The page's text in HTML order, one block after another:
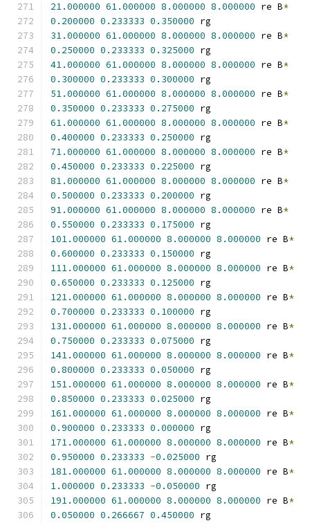
21.000000 61.000000 8.000000 8.000000 re B*
0.200000 0.233333 0.350000 rg
31.000000 61.000000 8.000000 8.000000 re B*
0.250000 0.233333 0.325000 rg
41.000000 61.000000 8.000000 8.000000 re B*
0.300000 0.233333 0.300000 rg
51.000000 61.000000 8.000000 8.000000 re B*
0.350000 0.233333 0.275000 rg
61.000000 61.000000 8.000000 8.000000 re B*
0.400000 0.233333 0.250000 rg
71.000000 61.000000 8.000000 8.000000 re B*
0.450000 0.233333 0.225000 rg
81.000000 61.000000 8.000000 8.000000 re B*
0.500000 0.233333 0.200000 rg
91.000000 61.000000 8.000000 8.000000 re B*
0.550000 0.233333 0.175000 rg
101.000000 61.000000 8.000000 8.000000 re B*
0.600000 0.233333 0.150000 rg
111.000000 61.000000 8.000000 8.000000 re B*
0.650000 0.233333 0.125000 rg
121.000000 61.000000 8.000000 8.000000 re B*
0.700000 0.233333 0.100000 rg
131.000000 61.000000 8.000000 8.000000 re B*
0.750000 0.233333 0.075000 rg
141.000000 61.000000 8.000000 8.000000 re B*
0.800000 0.233333 0.050000 rg
151.000000 61.000000 8.000000 8.000000 re B*
0.850000 0.233333 0.025000 rg
161.000000 61.000000 8.000000 8.000000 re B*
0.900000 0.233333 0.000000 rg
171.000000 61.000000 8.000000 8.000000 re B*
0.950000 0.233333 -0.025000 rg
181.000000 61.000000 8.000000 8.000000 re B*
1.000000 0.233333 -0.050000 rg
191.000000 61.000000 8.000000 8.000000 re B*
0.050000 0.266667 0.450000 rg